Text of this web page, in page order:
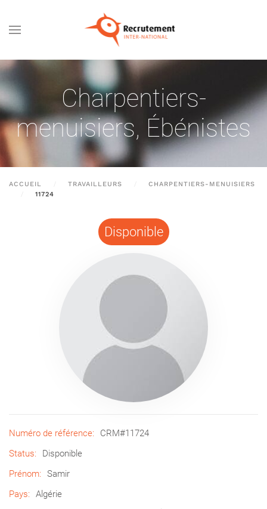
Passer au contenu principal
Charpentiers-
menuisiers, Ébénistes
ACCUEIL TRAVAILLEURS
CHARPENTIERS-MENUISIERS
11724
Disponible
Numéro de référence:
CRM#11724
Status:
Disponible
Prénom:
Samir
Pays:
Algérie